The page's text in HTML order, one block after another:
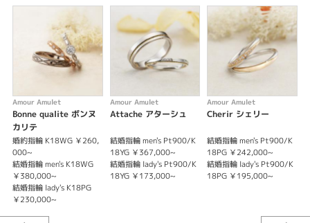
AMOUR&AMULET 【Attache】 アターシュ －永遠の絆－
永遠の絆をイメージし、ぐるりと一周ミル打ちで囲まれたアンティーク調の
セットリング。中心に向けてアームが絞られており、指をよりキレイに見せ
てくれる。細身のリングで重ね着けにもぴったり。
※センターダイヤは価格に含まれません。
※税込み価格になります。
Amour Amulet
Bonne qualite ボンヌ
カリテ
婚約指輪 K18WG ￥260,
000~
結婚指輪 men's K18WG
￥380,000~
結婚指輪 lady's K18PG
￥230,000~
Amour Amulet
Attache アターシュ
結婚指輪 men's Pt900/K
18YG ￥367,000~
結婚指輪 lady's Pt900/K
18YG ￥173,000~
Amour Amulet
Cherir シェリー
結婚指輪 men's Pt900/K
18PG ￥242,000~
結婚指輪 lady's Pt900/K
18PG ￥195,000~